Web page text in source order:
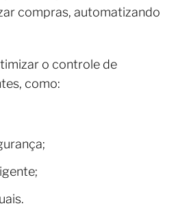
compras, automatizando
o controle de
como: